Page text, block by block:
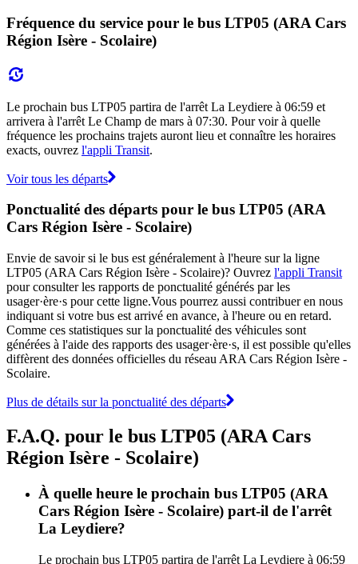
Fréquence du service pour le bus LTP05 (ARA Cars
Région Isère - Scolaire)
Le prochain bus LTP05 partira de l'arrêt La Leydiere à 06:59 et
arrivera à l'arrêt Le Champ de mars à 07:30. Pour voir à quelle
fréquence les prochains trajets auront lieu et connaître les horaires
exacts, ouvrez l'appli Transit.
Voir tous les départs
Ponctualité des départs pour le bus LTP05 (ARA
Cars Région Isère - Scolaire)
Envie de savoir si le bus est généralement à l'heure sur la ligne
LTP05 (ARA Cars Région Isère - Scolaire)? Ouvrez l'appli Transit
pour consulter les rapports de ponctualité générés par les
usager·ère·s pour cette ligne.Vous pourrez aussi contribuer en nous
indiquant si votre bus est arrivé en avance, à l'heure ou en retard.
Comme ces statistiques sur la ponctualité des véhicules sont
générées à l'aide des rapports des usager·ère·s, il est possible qu'elles
diffèrent des données officielles du réseau ARA Cars Région Isère -
Scolaire.
Plus de détails sur la ponctualité des départs
F.A.Q. pour le bus LTP05 (ARA Cars
Région Isère - Scolaire)
À quelle heure le prochain bus LTP05 (ARA
Cars Région Isère - Scolaire) part-il de l'arrêt
La Leydiere?
Le prochain bus LTP05 partira de l'arrêt La Leydiere à 06:59